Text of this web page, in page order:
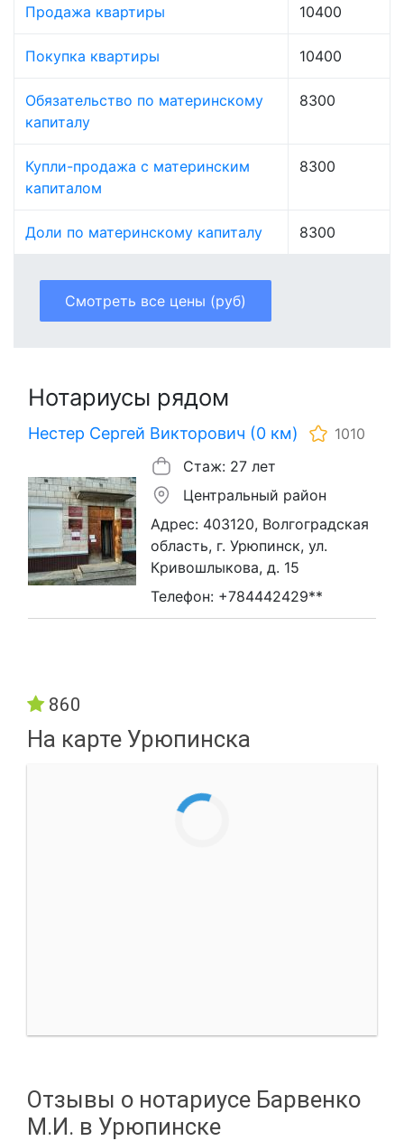
Продажа квартиры 10400
Покупка квартиры 10400
Обязательство по материнскому
капиталу
8300
Купли-продажа с материнским
капиталом
8300
Доли по материнскому капиталу 8300
Смотреть все цены (руб)
Нотариусы рядом
Нестер Сергей Викторович (0 км)
1010
Стаж: 27 лет
Центральный район
Адрес: 403120, Волгоградская
область, г. Урюпинск, ул.
Кривошлыкова, д. 15
Телефон: +784442429**
860
На карте Урюпинска
Отзывы о нотариусе Барвенко
М.И. в Урюпинске